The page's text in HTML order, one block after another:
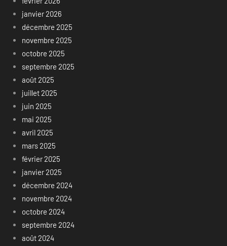
janvier 2026
décembre 2025
novembre 2025
octobre 2025
septembre 2025
août 2025
juillet 2025
juin 2025
mai 2025
avril 2025
mars 2025
février 2025
janvier 2025
décembre 2024
novembre 2024
octobre 2024
septembre 2024
août 2024